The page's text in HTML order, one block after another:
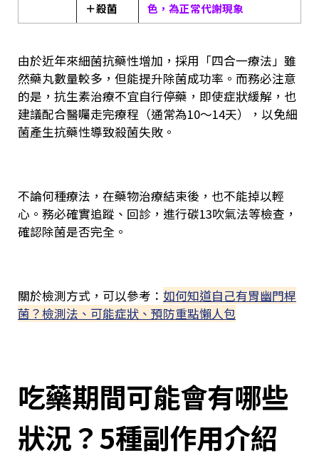
＋殺菌
色，為正常代謝現象
由於近年來細菌抗藥性增加，採用「四合一療法」雖
然藥丸數量較多，但能提升除菌成功率。而務必注意
的是，抗生素治療不宜自行停藥，即使症狀緩解，也
建議配合醫囑走完療程（通常為10～14天），以免細
菌產生抗藥性導致殺菌失敗。
不論何種療法，在藥物治療結束後，也不能掉以輕
心。務必確實追蹤、回診，進行碳13吹氣法等檢查，
確認除菌是否完全。
關於檢測方式，可以參考： 如何知道自己有胃幽門桿
菌？檢測法、可能症狀、預防重點懶人包
吃藥期間可能會有哪些
狀況？5種副作用介紹